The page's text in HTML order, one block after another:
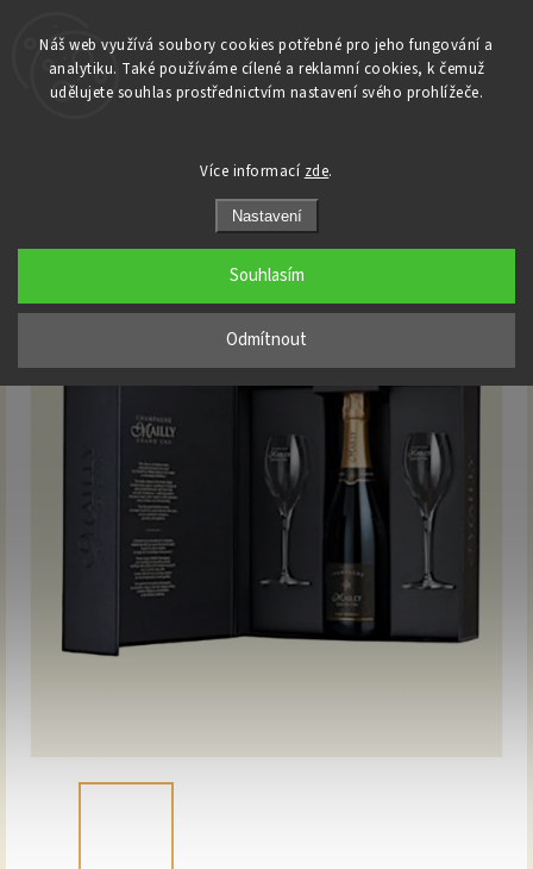
Náš web využívá soubory cookies potřebné pro jeho fungování a
analytiku. Také používáme cílené a reklamní cookies, k čemuž
udělujete souhlas prostřednictvím nastavení svého prohlížeče.
Více informací zde.
Nastavení
Odmítnout
Souhlasím
Domů / Champagne / Mailly Grand Cru /
Mailly Grand Cru - Brut Reservé -
0,75l Dárkový Box se 2 skleničkami